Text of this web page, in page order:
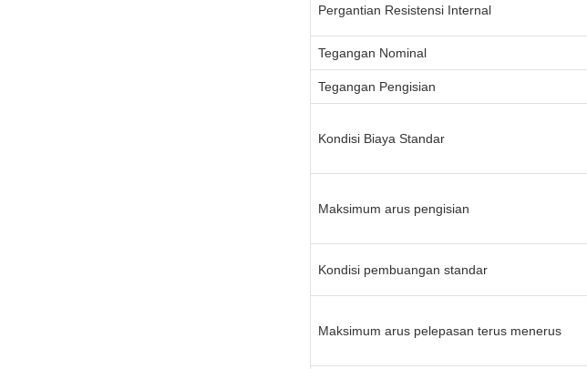
Pergantian Resistensi Internal
Tegangan Nominal
Tegangan Pengisian
Kondisi Biaya Standar
Maksimum arus pengisian
Kondisi pembuangan standar
Maksimum arus pelepasan terus menerus